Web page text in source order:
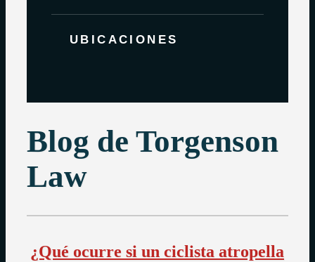
UBICACIONES
Blog de Torgenson
Law
¿Qué ocurre si un ciclista atropella